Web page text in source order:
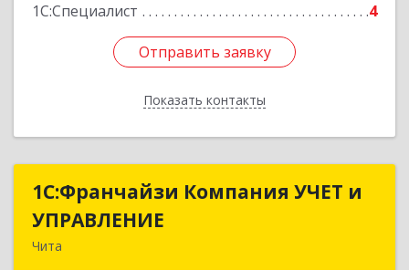
1С:Специалист
4
Отправить заявку
Показать контакты
Отправить заявку
Назад
1С:Франчайзи Компания УЧЕТ и
УПРАВЛЕНИЕ
Чита
1С:Франчайзи Компания УЧЕТ и